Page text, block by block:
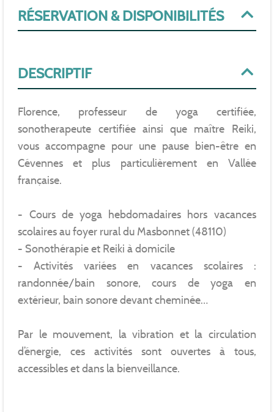
RÉSERVATION & DISPONIBILITÉS
DESCRIPTIF
Florence, professeur de yoga certifiée,
sonotherapeute certifiée ainsi que maître Reiki,
vous accompagne pour une pause bien-être en
Cévennes et plus particulièrement en Vallée
française.
- Cours de yoga hebdomadaires hors vacances
scolaires au foyer rural du Masbonnet (48110)
- Sonothérapie et Reiki à domicile
- Activités variées en vacances scolaires :
randonnée/bain sonore, cours de yoga en
extérieur, bain sonore devant cheminée…
Par le mouvement, la vibration et la circulation
d’énergie, ces activités sont ouvertes à tous,
accessibles et dans la bienveillance.